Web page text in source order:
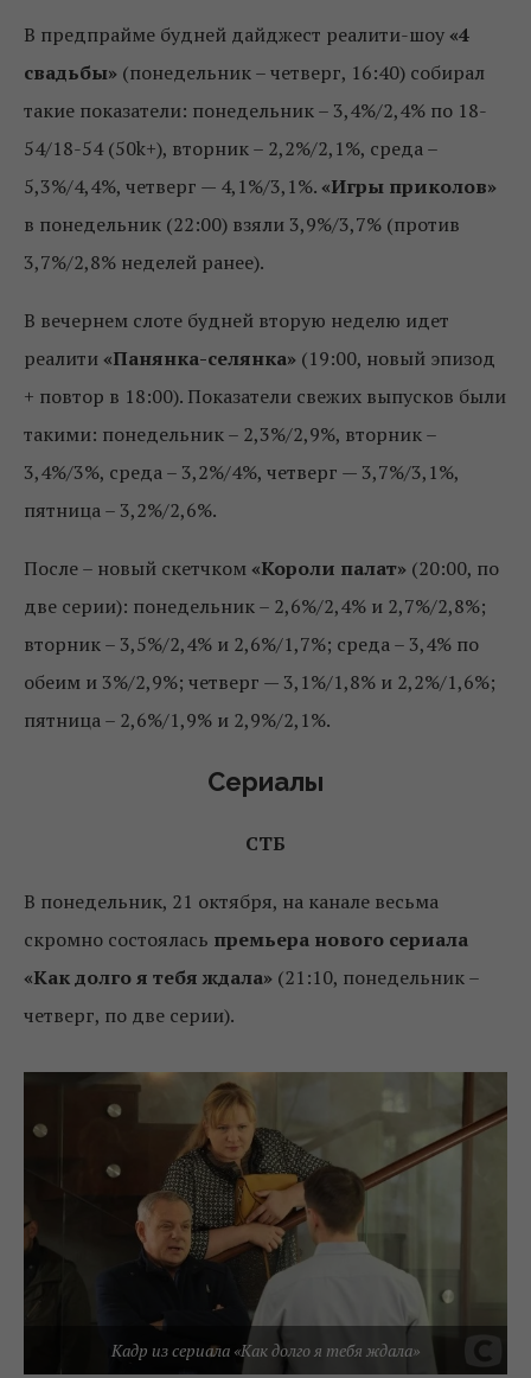
В предпрайме будней дайджест реалити-шоу «4
свадьбы» (понедельник – четверг, 16:40) собирал
такие показатели: понедельник – 3,4%/2,4% по 18-
54/18-54 (50k+), вторник – 2,2%/2,1%, среда –
5,3%/4,4%, четверг — 4,1%/3,1%. «Игры приколов»
в понедельник (22:00) взяли 3,9%/3,7% (против
3,7%/2,8% неделей ранее).
В вечернем слоте будней вторую неделю идет
реалити «Панянка-селянка» (19:00, новый эпизод
+ повтор в 18:00). Показатели свежих выпусков были
такими: понедельник – 2,3%/2,9%, вторник –
3,4%/3%, среда – 3,2%/4%, четверг — 3,7%/3,1%,
пятница – 3,2%/2,6%.
После – новый скетчком «Короли палат» (20:00, по
две серии): понедельник – 2,6%/2,4% и 2,7%/2,8%;
вторник – 3,5%/2,4% и 2,6%/1,7%; среда – 3,4% по
обеим и 3%/2,9%; четверг — 3,1%/1,8% и 2,2%/1,6%;
пятница – 2,6%/1,9% и 2,9%/2,1%.
Сериалы
СТБ
В понедельник, 21 октября, на канале весьма
скромно состоялась премьера нового сериала
«Как долго я тебя ждала» (21:10, понедельник –
четверг, по две серии).
Кадр из сериала «Как долго я тебя ждала»